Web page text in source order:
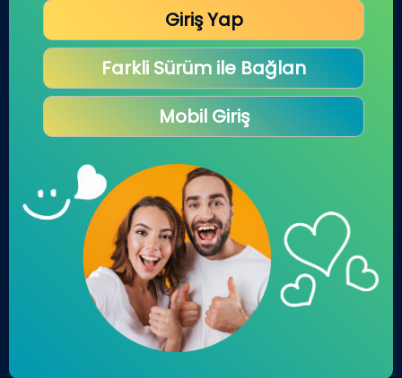
Giriş Yap
Farkli Sürüm ile Bağlan
Mobil Giriş